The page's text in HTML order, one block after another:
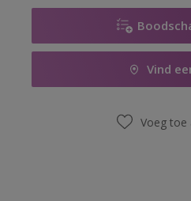
Vind
Voeg toe